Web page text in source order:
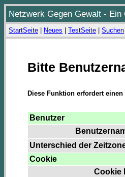
Netzwerk Gegen Gewalt -
StartSeite Neues TestSeite Suchen
Bitte
Diese Funktion erfordert
Benutzer
Unterschied der
Cookie
Cookie